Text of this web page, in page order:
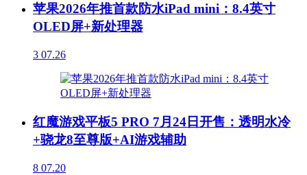
苹果2026年推首款防水iPad mini：8.4英寸
OLED屏+新处理器
3 07.26
红魔游戏平板5 PRO 7月24日开售：透明水冷
+骁龙8至尊版+AI游戏辅助
8 07.20